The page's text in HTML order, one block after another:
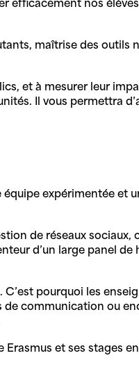
maîtrise des outils
et à mesurer leur
Il vous permettra
expérimentée et
de réseaux sociaux,
d’un large panel
pourquoi les
communication ou
et ses stages